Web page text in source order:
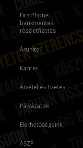
FirstPhone
bankmentes
részletfizetés
Áruhitel
Karrier
Átvétel és fizetés
Pályázatok
Elérhetőségeink
ÁSZF